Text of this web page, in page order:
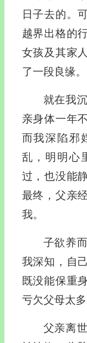
日子去的。
越界出格的
女孩及其家
了一段良缘。
就在我
亲身体一年
而我深陷邪
乱，明明心
过，也没能
最终，父亲
我。
子欲养
我深知，自
既没能保重
亏欠父母太多
父亲离